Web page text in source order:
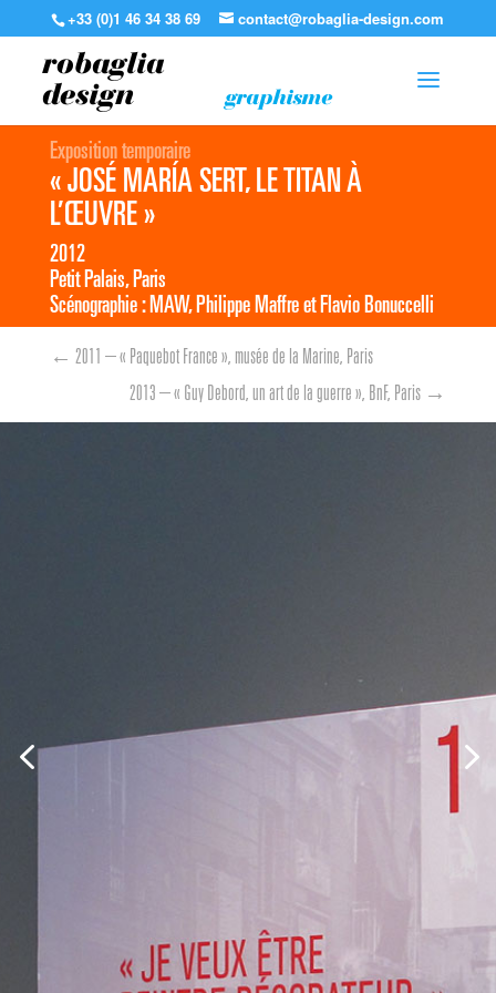
+33 (0)1 46 34 38 69 contact@robaglia-design.com
robaglia
design
graphisme
Exposition temporaire
« JOSÉ MARÍA SERT, LE TITAN À
L’ŒUVRE »
2012
Petit Palais, Paris
Scénographie : MAW, Philippe Maffre et Flavio Bonuccelli
← 2011 – « Paquebot France », musée de la Marine, Paris
2013 – « Guy Debord, un art de la guerre », BnF, Paris →